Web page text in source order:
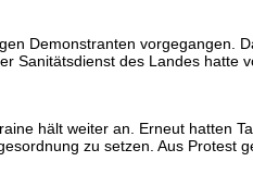
Demonstranten
Sanitätsdienst des Landes
hält weiter an. Erneut
zu setzen. Aus